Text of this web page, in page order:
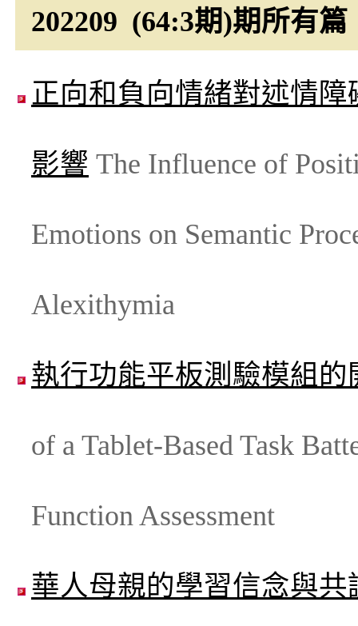
202209 (64:3期)期所有篇
正向和負向情緒對述情
影響 The Influence of
Emotions on Semantic
Alexithymia
執行功能平板測驗模組的
of a Tablet-Based Task
Function Assessment
華人母親的學習信念與